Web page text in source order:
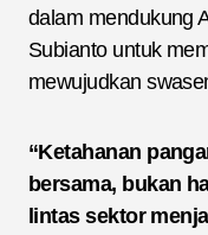
dalam mendukung
Subianto untuk
mewujudkan
“Ketahanan
bersama, bukan
lintas sektor